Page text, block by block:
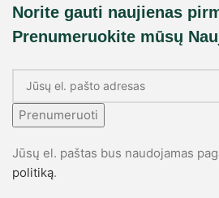
Norite gauti naujienas
Prenumeruokite mūsų
Prenumeruoti
Jūsų el. paštas bus naudojamas
politiką.